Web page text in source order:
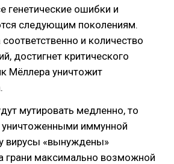
генетические ошибки и
следующим поколениям.
и количество
достигнет критического
Мёллера уничтожит
мутировать медленно, то
иммунной
вирусы «вынуждены»
грани максимально возможной